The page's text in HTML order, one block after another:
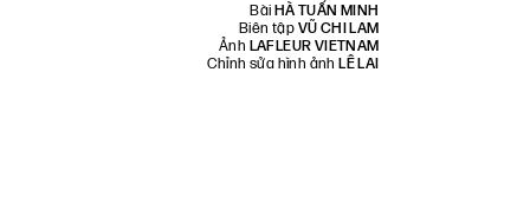
Bài HÀ TUẤN MINH
Biên tập VŨ CHI LAM
Ảnh LAFLEUR VIETNAM
Chỉnh sửa hình ảnh LÊ LAI